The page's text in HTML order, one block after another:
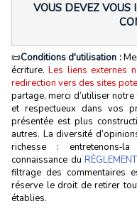
VOUS DEVEZ VOUS
📜Conditions d'utilisation :
écriture.Les liens externes
redirection vers des sites
partage, merci d’utiliser
et respectueux dans vos
présentée est plus
autres. La diversité
richesse :
connaissance du RÈGLEMENT
filtrage des commentaires
réserve le droit de retirer
établies.